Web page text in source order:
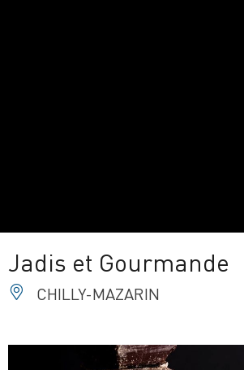
Jadis et Gourmande
CHILLY-MAZARIN